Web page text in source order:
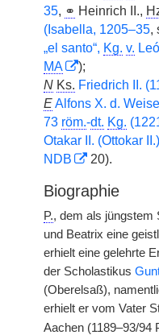
35, ⚭ Heinrich II.,
(Isabella, 1205–35,
„el santo“, Kg. v.
MA
);
N Ks. Friedrich II.
EAlfons X. d.
73 röm.-dt. Kg.
Otakar II. (Ottokar
NDB
20).
Biographie
P., dem als jüngstem
und Beatrix eine
erhielt eine gelehrte
der Scholastikus
(Oberelsaß),
erhielt er vom Vater
Aachen (1189–93/94